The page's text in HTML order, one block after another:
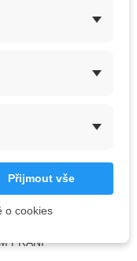
PŘÁNÍ
Přijmout vše
o cookies